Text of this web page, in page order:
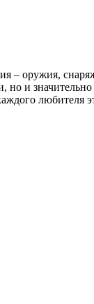
– оружия,
и
любителя